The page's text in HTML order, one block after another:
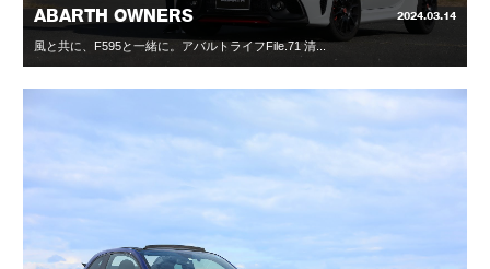
ABARTH OWNERS 2024.03.14
風と共に、F595と一緒に。アバルトライフFile.71 清...